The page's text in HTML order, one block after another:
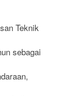
Teknik
sebagai